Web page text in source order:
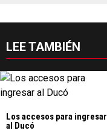
LEE TAMBIÉN
Los accesos para ingresar
al Ducó